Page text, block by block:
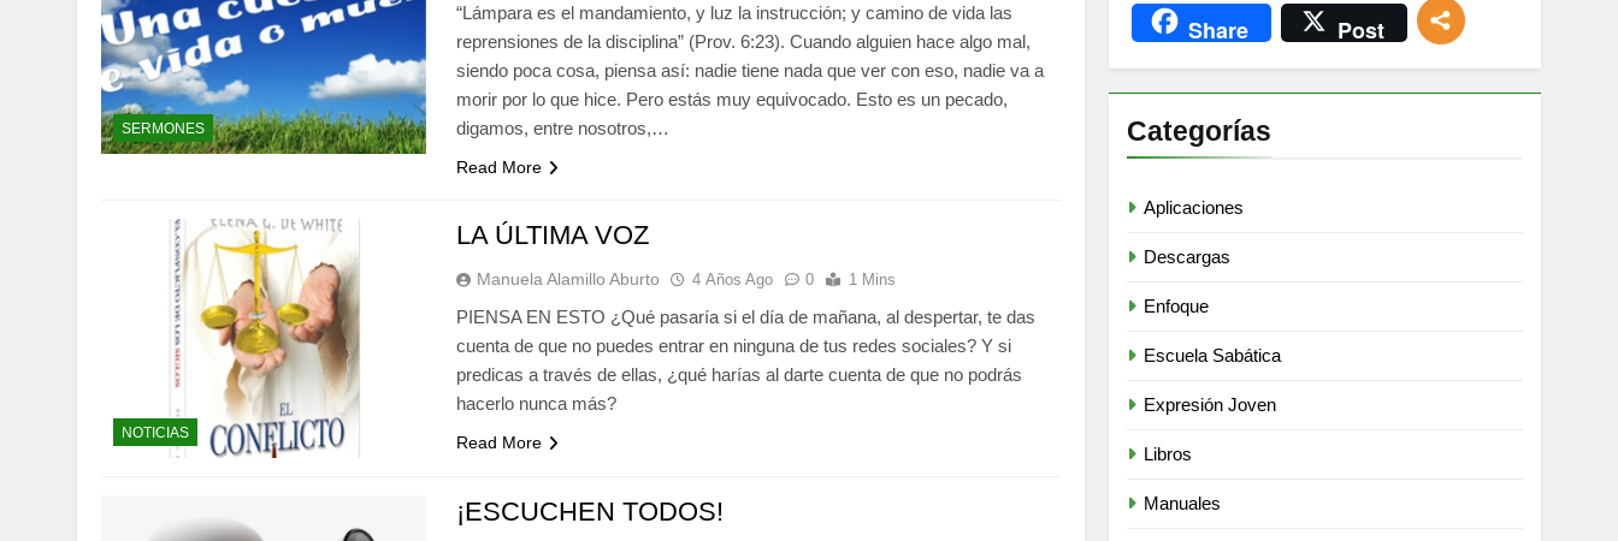
SERMONES
“Lámpara es el mandamiento, y luz la instrucción; y camino de vida las
reprensiones de la disciplina” (Prov. 6:23). Cuando alguien hace algo mal,
siendo poca cosa, piensa así: nadie tiene nada que ver con eso, nadie va a
morir por lo que hice. Pero estás muy equivocado. Esto es un pecado,
digamos, entre nosotros,…
Read More
NOTICIAS
LA ÚLTIMA VOZ
Manuela Alamillo Aburto 4 Años Ago 0 1 Mins
PIENSA EN ESTO ¿Qué pasaría si el día de mañana, al despertar, te das
cuenta de que no puedes entrar en ninguna de tus redes sociales? Y si
predicas a través de ellas, ¿qué harías al darte cuenta de que no podrás
hacerlo nunca más?
Read More
¡ESCUCHEN TODOS!
Share Post
Categorías
Aplicaciones
Descargas
Enfoque
Escuela Sabática
Expresión Joven
Libros
Manuales